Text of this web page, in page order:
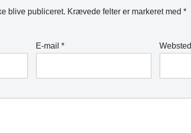
blive publiceret. Krævede felter er markeret med *
E-mail* Websted